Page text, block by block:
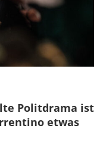
Politdrama ist
etwas